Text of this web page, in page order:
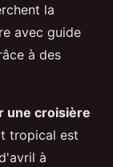
la
avec guide
à des
une croisière
tropical est
à